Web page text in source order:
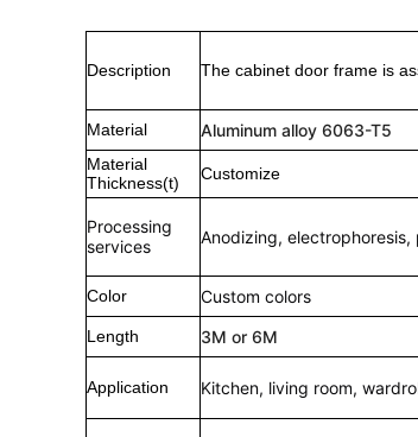
Description The cabinet door frame is
Material Aluminum alloy 6063-T5
Material
Thickness(t)
Customize
Processing
services
Anodizing,
Color Custom colors
Length 3M or 6M
Application Kitchen, living room,